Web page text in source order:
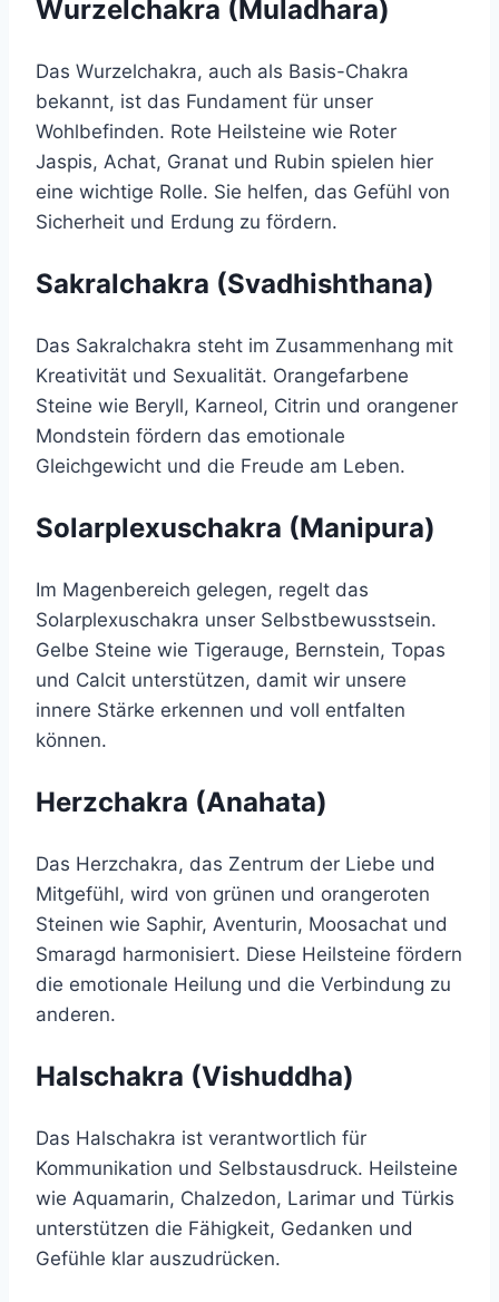
Wurzelchakra (Muladhara)
Das Wurzelchakra, auch als Basis-Chakra
bekannt, ist das Fundament für unser
Wohlbefinden. Rote Heilsteine wie Roter
Jaspis, Achat, Granat und Rubin spielen hier
eine wichtige Rolle. Sie helfen, das Gefühl von
Sicherheit und Erdung zu fördern.
Sakralchakra (Svadhishthana)
Das Sakralchakra steht im Zusammenhang mit
Kreativität und Sexualität. Orangefarbene
Steine wie Beryll, Karneol, Citrin und orangener
Mondstein fördern das emotionale
Gleichgewicht und die Freude am Leben.
Solarplexuschakra (Manipura)
Im Magenbereich gelegen, regelt das
Solarplexuschakra unser Selbstbewusstsein.
Gelbe Steine wie Tigerauge, Bernstein, Topas
und Calcit unterstützen, damit wir unsere
innere Stärke erkennen und voll entfalten
können.
Herzchakra (Anahata)
Das Herzchakra, das Zentrum der Liebe und
Mitgefühl, wird von grünen und orangeroten
Steinen wie Saphir, Aventurin, Moosachat und
Smaragd harmonisiert. Diese Heilsteine fördern
die emotionale Heilung und die Verbindung zu
anderen.
Halschakra (Vishuddha)
Das Halschakra ist verantwortlich für
Kommunikation und Selbstausdruck. Heilsteine
wie Aquamarin, Chalzedon, Larimar und Türkis
unterstützen die Fähigkeit, Gedanken und
Gefühle klar auszudrücken.